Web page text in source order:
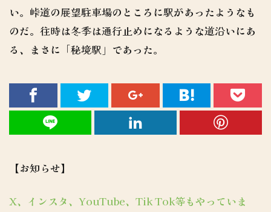
い。峠道の展望駐車場のところに駅があったようなも
のだ。往時は冬季は通行止めになるような道沿いにあ
る、まさに「秘境駅」であった。
【お知らせ】
X、インスタ、YouTube、Tik Tok等もやっていま